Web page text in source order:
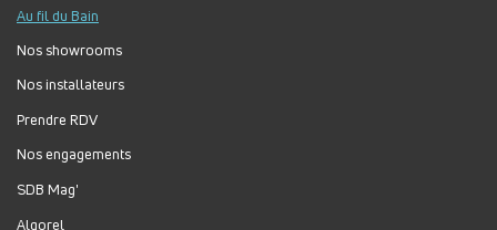
Jour
Plage
horaire
Lundi :
Mardi :
Mercredi :
Vendredi :
Samedi :
8h30-12h, 14h-17h
Dimanche :
Au fil du Bain
Nos showrooms
Nos installateurs
Prendre RDV
Nos engagements
SDB Mag'
Algorel